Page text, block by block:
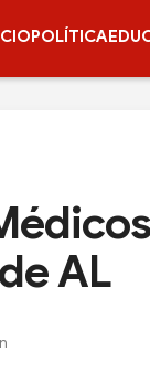
POLÍTICA
AL